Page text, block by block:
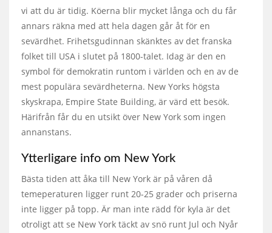
vi att du är tidig. Köerna blir mycket långa och du får
annars räkna med att hela dagen går åt för en
sevärdhet. Frihetsgudinnan skänktes av det franska
folket till USA i slutet på 1800-talet. Idag är den en
symbol för demokratin runtom i världen och en av de
mest populära sevärdheterna. New Yorks högsta
skyskrapa, Empire State Building, är värd ett besök.
Härifrån får du en utsikt över New York som ingen
annanstans.
Ytterligare info om New York
Bästa tiden att åka till New York är på våren då
temeperaturen ligger runt 20-25 grader och priserna
inte ligger på topp. Är man inte rädd för kyla är det
otroligt att se New York täckt av snö runt Jul och Nyår